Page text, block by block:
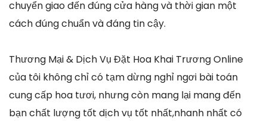
chuyển giao đến đúng cửa hàng và thời gian một
cách đúng chuẩn và đáng tin cậy.
Thương Mại & Dịch Vụ Đặt Hoa Khai Trương Online
của tôi không chỉ có tạm dừng nghỉ ngơi bài toán
cung cấp hoa tươi, nhưng còn mang lại mang đến
bạn chất lượng tốt dịch vụ tốt nhất,nhanh nhất có